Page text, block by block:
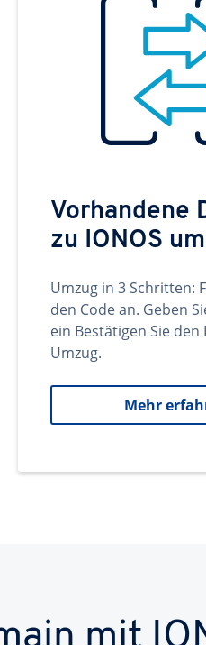
Vorhandene
zu IONOS
Umzug in 3 Schritten:
den Code an. Geben
ein Bestätigen Sie den
Umzug.
Mehr